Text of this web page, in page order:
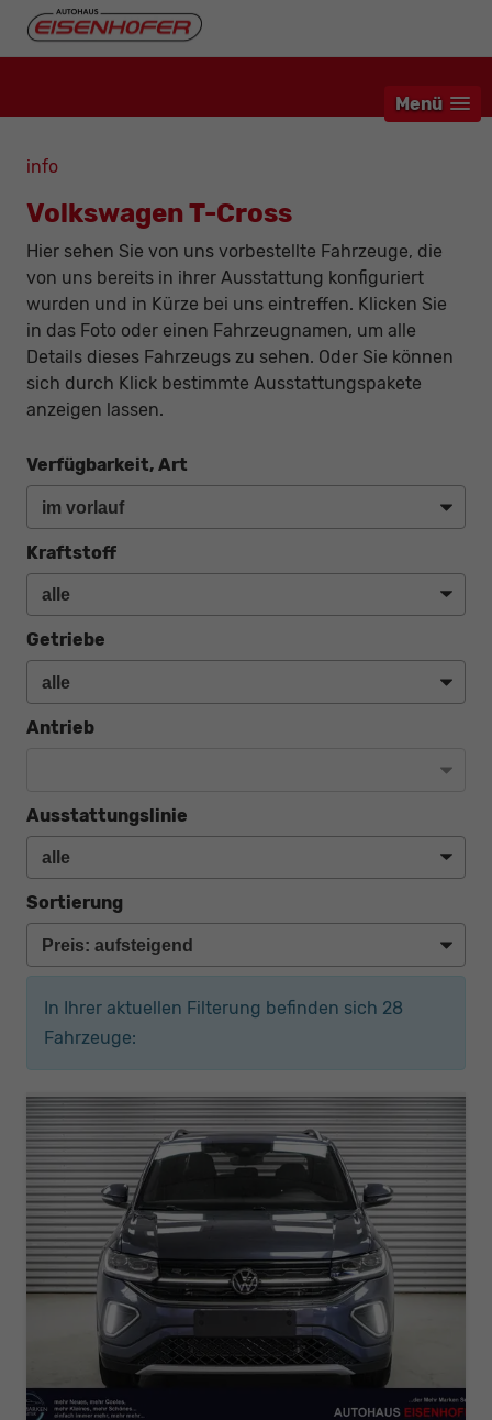
Menü
info
Volkswagen T-Cross
Hier sehen Sie von uns vorbestellte Fahrzeuge, die
von uns bereits in ihrer Ausstattung konfiguriert
wurden und in Kürze bei uns eintreffen. Klicken Sie
in das Foto oder einen Fahrzeugnamen, um alle
Details dieses Fahrzeugs zu sehen. Oder Sie können
sich durch Klick bestimmte Ausstattungspakete
anzeigen lassen.
Verfügbarkeit, Art
Kraftstoff
Getriebe
Antrieb
Ausstattungslinie
Sortierung
In Ihrer aktuellen Filterung befinden sich 28
Fahrzeuge: